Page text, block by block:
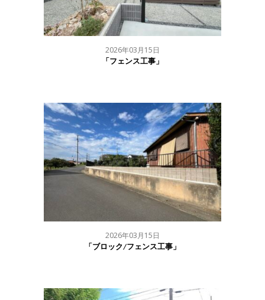
2026年03月15日
「フェンス工事」
2026年03月15日
「ブロック/フェンス工事」